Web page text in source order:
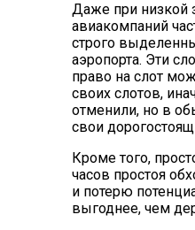
Даже при низкой
авиакомпаний
строго
аэропорта. Эти
право на слот
своих слотов,
отменили, но в
свои
Кроме того,
часов простоя
и потерю
выгоднее, чем